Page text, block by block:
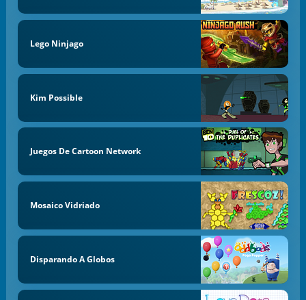
Lego Ninjago
Kim Possible
Juegos De Cartoon Network
Mosaico Vidriado
Disparando A Globos